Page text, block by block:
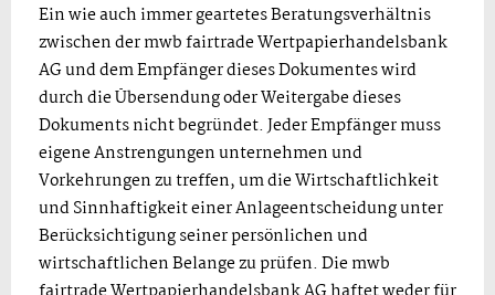
Ein wie auch immer geartetes Beratungsverhältnis
zwischen der mwb fairtrade Wertpapierhandelsbank
AG und dem Empfänger dieses Dokumentes wird
durch die Übersendung oder Weitergabe dieses
Dokuments nicht begründet. Jeder Empfänger muss
eigene Anstrengungen unternehmen und
Vorkehrungen zu treffen, um die Wirtschaftlichkeit
und Sinnhaftigkeit einer Anlageentscheidung unter
Berücksichtigung seiner persönlichen und
wirtschaftlichen Belange zu prüfen. Die mwb